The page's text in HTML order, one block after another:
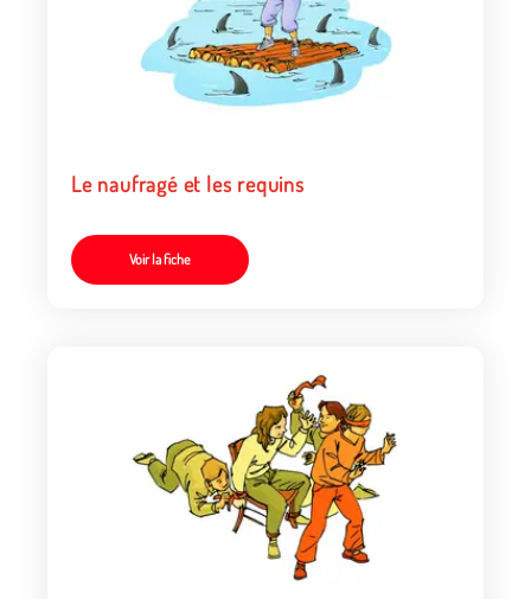
Le naufragé et les requins
Voir la fiche